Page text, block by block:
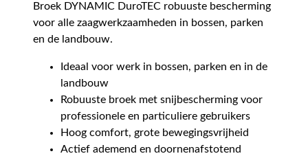
Broek DYNAMIC DuroTEC robuuste bescherming
voor alle zaagwerkzaamheden in bossen, parken
en de landbouw.
Ideaal voor werk in bossen, parken en in de
landbouw
Robuuste broek met snijbescherming voor
professionele en particuliere gebruikers
Hoog comfort, grote bewegingsvrijheid
Actief ademend en doornenafstotend